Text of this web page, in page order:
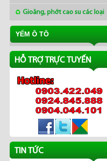
Gioăng, phớt cao su các loại
YẾM Ô TÔ
HỖ TRỢ TRỰC TUYẾN
TIN TỨC
Làng nghề Lụa Nha
Hà Nam - Khaisilk
Giá Cao su
xấu đến giá cao su